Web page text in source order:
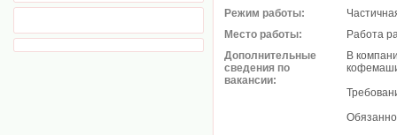
Режим работы:
Место работы:
Работа
Дополнительные
сведения по
вакансии:
В